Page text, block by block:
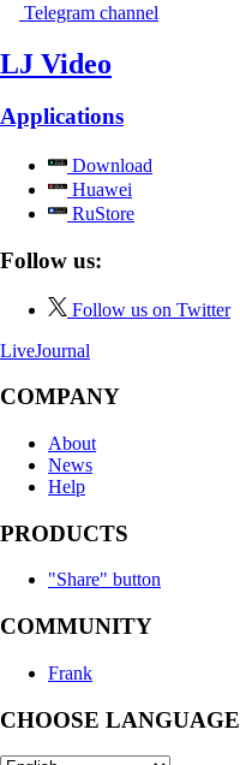
Telegram channel
LJ Video
Applications
Download
Huawei
RuStore
Follow us:
Follow us on Twitter
LiveJournal
COMPANY
About
News
Help
PRODUCTS
"Share" button
COMMUNITY
Frank
CHOOSE LANGUAGE